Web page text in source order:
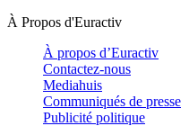
À Propos d'Euractiv
À propos d’Euractiv
Contactez-nous
Mediahuis
Communiqués de presse
Publicité politique